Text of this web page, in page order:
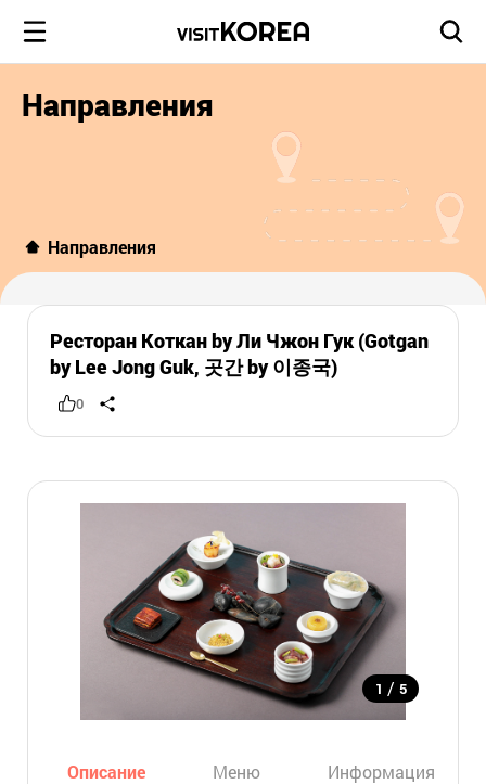
Направления
Направления
Ресторан Коткан by Ли Чжон Гук (Gotgan
by Lee Jong Guk, 곳간 by 이종국)
0
1 / 5
Описание Меню Информация